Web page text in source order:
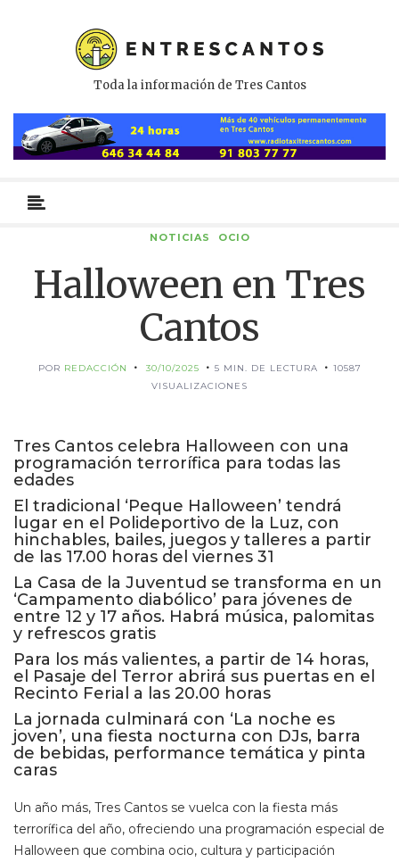
Toda la información de Tres Cantos
primario
NOTICIAS OCIO
Halloween en Tres
Cantos
POR REDACCIÓN 30/10/2025 5 MIN. DE LECTURA
10587
VISUALIZACIONES
Tres Cantos celebra Halloween con una
programación terrorífica para todas las
edades
El tradicional ‘Peque Halloween’ tendrá
lugar en el Polideportivo de la Luz, con
hinchables, bailes, juegos y talleres a partir
de las 17.00 horas del viernes 31
La Casa de la Juventud se transforma en un
‘Campamento diabólico’ para jóvenes de
entre 12 y 17 años. Habrá música, palomitas
y refrescos gratis
Para los más valientes, a partir de 14 horas,
el Pasaje del Terror abrirá sus puertas en el
Recinto Ferial a las 20.00 horas
La jornada culminará con ‘La noche es
joven’, una fiesta nocturna con DJs, barra
de bebidas, performance temática y pinta
caras
Un año más, Tres Cantos se vuelca con la fiesta más
terrorífica del año, ofreciendo una programación especial de
Halloween que combina ocio, cultura y participación